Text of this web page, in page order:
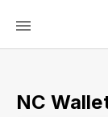
NC